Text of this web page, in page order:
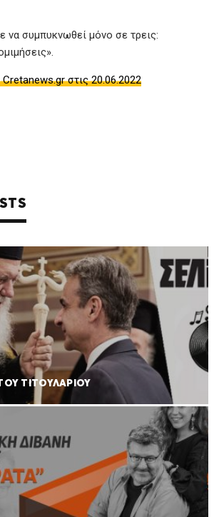
να συμπυκνωθεί μόνο σε τρεις:
στις 20.06.2022
ΤΙΤΟΥΛΑΡΙΟΥ